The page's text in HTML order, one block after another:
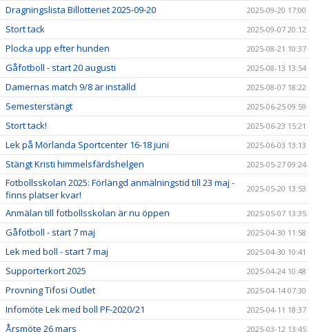
Dragningslista Billotteriet 2025-09-20 2025-09-20 17:00
Stort tack 2025-09-07 20:12
Plocka upp efter hunden 2025-08-21 10:37
Gåfotboll - start 20 augusti 2025-08-13 13:54
Damernas match 9/8 är inställd 2025-08-07 18:22
Semesterstängt 2025-06-25 09:59
Stort tack! 2025-06-23 15:21
Lek på Mörlanda Sportcenter 16-18 juni 2025-06-03 13:13
Stängt Kristi himmelsfärdshelgen 2025-05-27 09:24
Fotbollsskolan 2025: Förlängd anmälningstid till 23 maj -
finns platser kvar!
2025-05-20 13:53
Anmälan till fotbollsskolan är nu öppen 2025-05-07 13:35
Gåfotboll - start 7 maj 2025-04-30 11:58
Lek med boll - start 7 maj 2025-04-30 10:41
Supporterkort 2025 2025-04-24 10:48
Provning Tifosi Outlet 2025-04-14 07:30
Infomöte Lek med boll PF-2020/21 2025-04-11 18:37
Årsmöte 26 mars 2025-03-12 13:45